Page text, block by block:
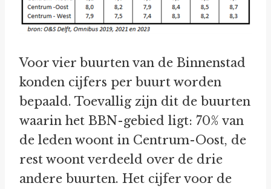
Voor vier buurten van de Binnenstad
konden cijfers per buurt worden
bepaald. Toevallig zijn dit de buurten
waarin het BBN-gebied ligt: 70% van
de leden woont in Centrum-Oost, de
rest woont verdeeld over de drie
andere buurten. Het cijfer voor de